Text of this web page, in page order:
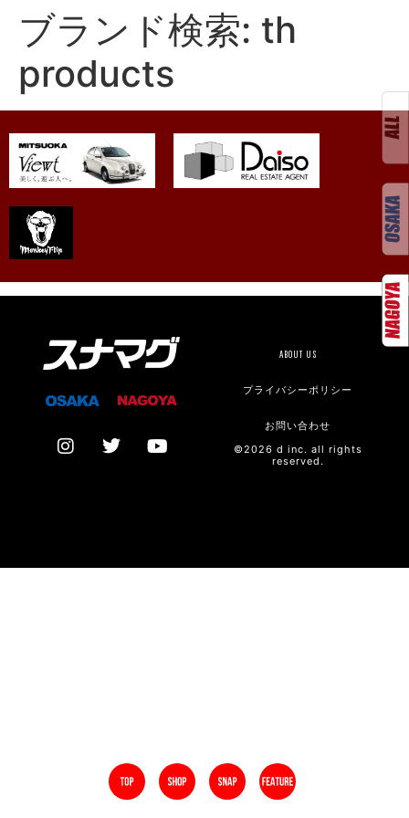
ブランド検索: th
products
ABOUT US
プライバシーポリシー
お問い合わせ
©2026 d inc. all rights
reserved.